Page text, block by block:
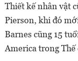
Thiết kế nhân vật
Pierson, khi đó
Barnes cũng 15
America trong Thế